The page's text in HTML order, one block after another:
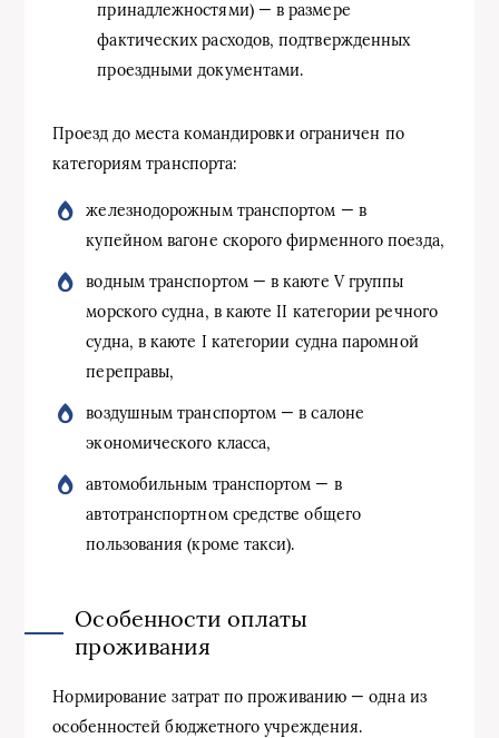
принадлежностями) — в размере
фактических расходов, подтвержденных
проездными документами.
Проезд до места командировки ограничен по
категориям транспорта:
железнодорожным транспортом — в
купейном вагоне скорого фирменного поезда,
водным транспортом — в каюте V группы
морского судна, в каюте II категории речного
судна, в каюте I категории судна паромной
переправы,
воздушным транспортом — в салоне
экономического класса,
автомобильным транспортом — в
автотранспортном средстве общего
пользования (кроме такси).
Особенности оплаты
проживания
Нормирование затрат по проживанию — одна из
особенностей бюджетного учреждения.